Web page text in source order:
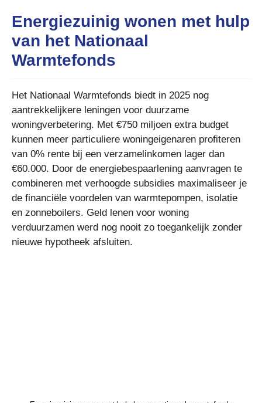
Energiezuinig wonen met hulp
van het Nationaal
Warmtefonds
Het Nationaal Warmtefonds biedt in 2025 nog
aantrekkelijkere leningen voor duurzame
woningverbetering. Met €750 miljoen extra budget
kunnen meer particuliere woningeigenaren profiteren
van 0% rente bij een verzamelinkomen lager dan
€60.000. Door de energiebespaarlening aanvragen te
combineren met verhoogde subsidies maximaliseer je
de financiële voordelen van warmtepompen, isolatie
en zonneboilers. Geld lenen voor woning
verduurzamen werd nog nooit zo toegankelijk zonder
nieuwe hypotheek afsluiten.